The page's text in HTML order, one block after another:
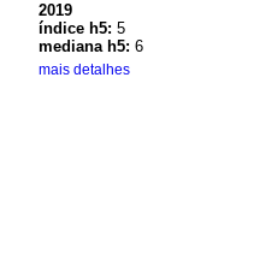
2019
índice h5: 5
mediana h5: 6
mais detalhes